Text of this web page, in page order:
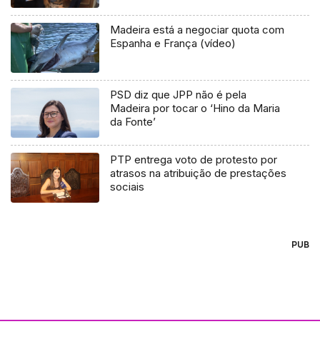
Madeira está a negociar quota com
Espanha e França (vídeo)
PSD diz que JPP não é pela
Madeira por tocar o ‘Hino da Maria
da Fonte’
PTP entrega voto de protesto por
atrasos na atribuição de prestações
sociais
PUB